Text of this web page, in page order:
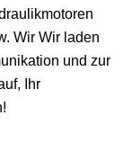
Wir Wir laden
und zur
Ihr